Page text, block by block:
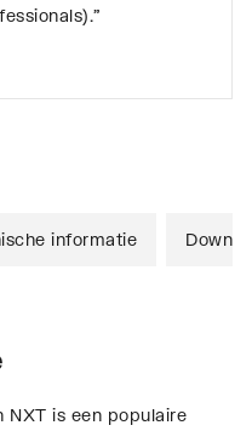
informatie
NXT is een populaire